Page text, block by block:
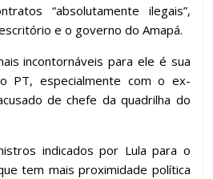
“absolutamente ilegais”,
e o governo do Amapá.
incontornáveis para ele é sua
PT, especialmente com o ex-
de chefe da quadrilha do
indicados por Lula para o
tem mais proximidade política